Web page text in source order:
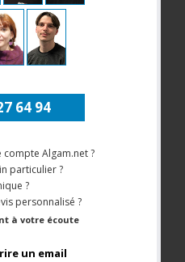
64 94
compte Algam.net ?
particulier ?
?
personnalisé ?
à votre écoute
un email